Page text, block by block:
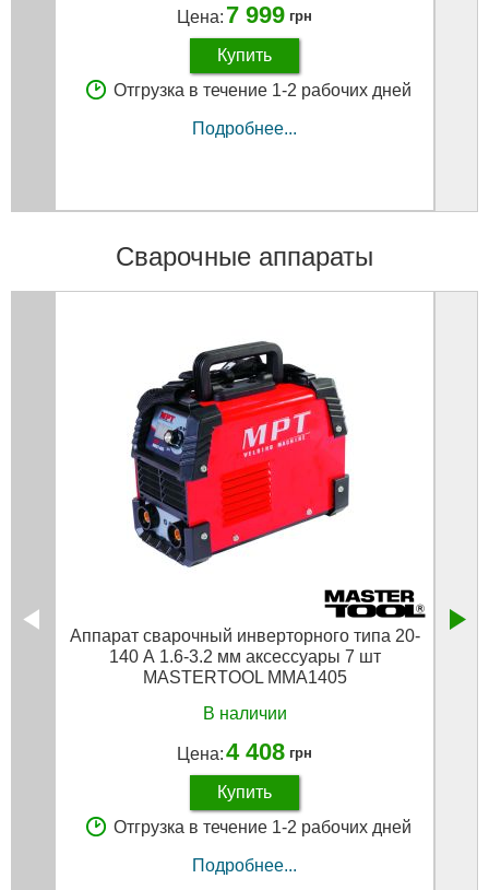
Цена: 7 999 грн
Купить
Отгрузка в течение 1-2 рабочих дней
Подробнее...
Сварочные аппараты
Аппарат сварочный инверторного типа 20-
140 А 1.6-3.2 мм аксессуары 7 шт
MASTERTOOL MMA1405
В наличии
Цена:4 408 грн
Купить
Отгрузка в течение 1-2 рабочих дней
Подробнее...